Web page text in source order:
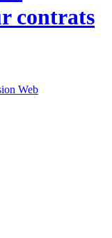
contrats
Web